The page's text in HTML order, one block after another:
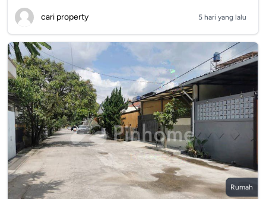
cari property 5 hari yang lalu
Rumah